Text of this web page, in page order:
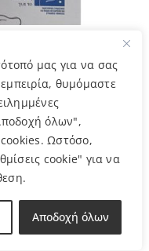
μας για να σας
θυμόμαστε
όλων",
Ωστόσο,
cookie" για να
Αποδοχή όλων